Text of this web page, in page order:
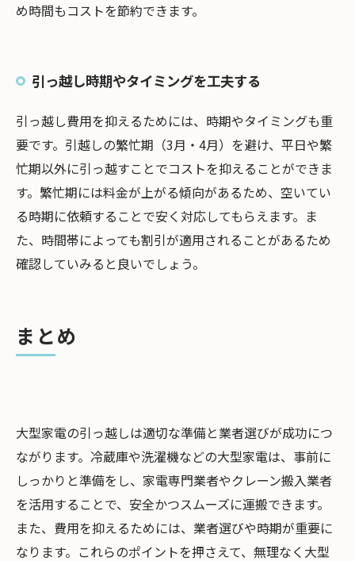
め時間もコストを節約できます。
引っ越し時期やタイミングを工夫する
引っ越し費用を抑えるためには、時期やタイミングも重
要です。引越しの繁忙期（3月・4月）を避け、平日や繁
忙期以外に引っ越すことでコストを抑えることができま
す。繁忙期には料金が上がる傾向があるため、空いてい
る時期に依頼することで安く対応してもらえます。ま
た、時間帯によっても割引が適用されることがあるため
確認していみると良いでしょう。
まとめ
大型家電の引っ越しは適切な準備と業者選びが成功につ
ながります。冷蔵庫や洗濯機などの大型家電は、事前に
しっかりと準備をし、家電専門業者やクレーン搬入業者
を活用することで、安全かつスムーズに運搬できます。
また、費用を抑えるためには、業者選びや時期が重要に
なります。これらのポイントを押さえて、無理なく大型